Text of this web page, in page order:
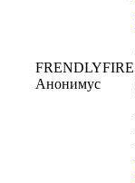
FRENDLYFIRE
Анонимус